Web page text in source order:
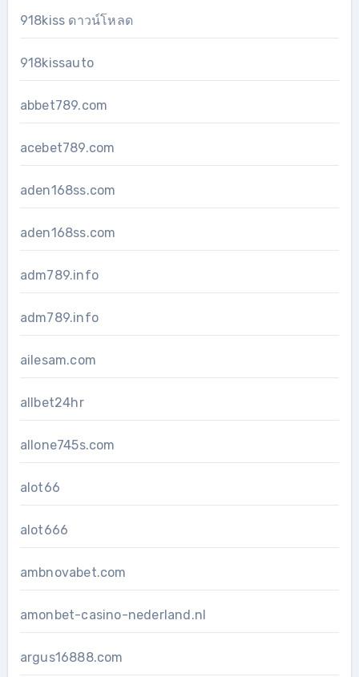
918kiss ดาวน์โหลด
918kissauto
abbet789.com
acebet789.com
aden168ss.com
aden168ss.com
adm789.info
adm789.info
ailesam.com
allbet24hr
allone745s.com
alot66
alot666
ambnovabet.com
amonbet-casino-nederland.nl
argus16888.com